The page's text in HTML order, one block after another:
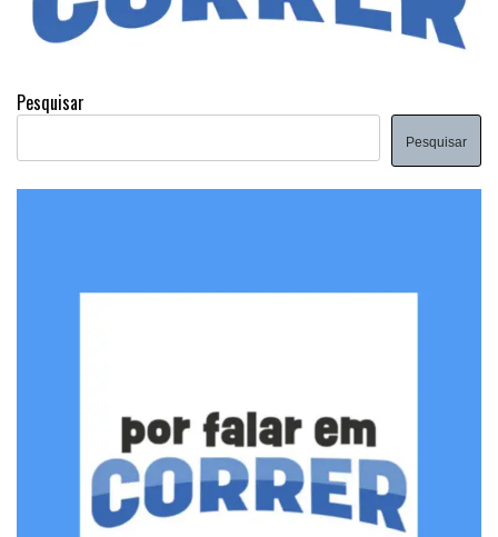
Pesquisar
Pesquisar